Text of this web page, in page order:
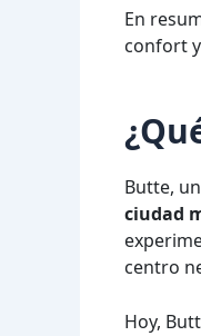
En
confort
Butte,
ciudad
centro
Hoy,